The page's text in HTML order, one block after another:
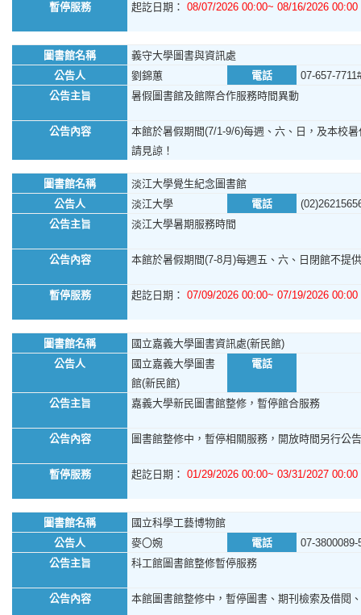
暫停服務
起訖日期： 08/07/2026 00:00~ 08/16/2026 00:00
圖書館名稱
義守大學圖書與資訊處
公告人
劉錦蕙 電話
07-657-
公告主旨
暑假圖書館及館際合作服務時間異動
公告內容
本館於暑假期間(7/1-9/6)每週、六、日，及本校
請見諒！
圖書館名稱
淡江大學覺生紀念圖書館
公告人
淡江大學 電話
公告主旨
淡江大學暑期服務時間
公告內容 本館於暑假期間(7-8月)每週五、六、日閉館不提
暫停服務 起訖日期： 07/09/2026 00:00~ 07/19/2026 00:00
圖書館名稱
國立嘉義大學圖書資訊處(新民館)
公告人
國立嘉義大學圖書
館(新民館)
電話
公告主旨 嘉義大學新民圖書館整修，暫停館合服務
公告內容 圖書館整修中，暫停相關服務，開放時間另行公
暫停服務 起訖日期： 01/29/2026 00:00~ 03/31/2027 00:00
圖書館名稱
國立科學工藝博物館
公告人
麥〇婉 電話
07-3800089-
公告主旨
科工館圖書館整修暫停服務
公告內容 本館圖書館整修中，暫停圖書、期刊檢索及借閱